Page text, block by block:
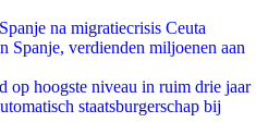
na migratiecrisis Ceuta
Spanje, verdienden miljoenen aan
op hoogste niveau in ruim drie jaar
staatsburgerschap bij